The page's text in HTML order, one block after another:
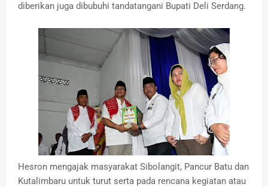
diberikan juga dibubuhi tandatangani Bupati Deli Serdang.
Hesron mengajak masyarakat Sibolangit, Pancur Batu dan
Kutalimbaru untuk turut serta pada rencana kegiatan atau